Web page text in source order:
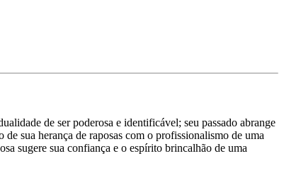
de ser poderosa e identificável; seu passado abrange
sua herança de raposas com o profissionalismo de uma
sugere sua confiança e o espírito brincalhão de uma